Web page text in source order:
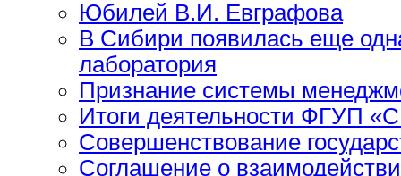
Юбилей В.И. Евграфова
В Сибири появилась еще
лаборатория
Признание системы
Итоги деятельности ФГУП
Совершенствование
Соглашение о